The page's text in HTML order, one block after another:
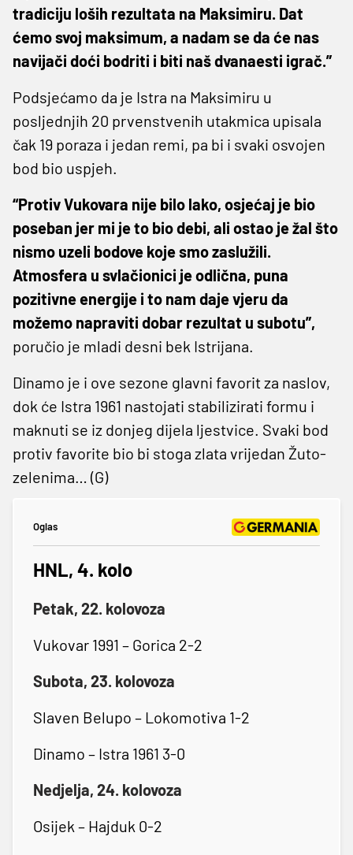
tradiciju loših rezultata na Maksimiru. Dat
ćemo svoj maksimum, a nadam se da će nas
navijači doći bodriti i biti naš dvanaesti igrač.”
Podsjećamo da je Istra na Maksimiru u
posljednjih 20 prvenstvenih utakmica upisala
čak 19 poraza i jedan remi, pa bi i svaki osvojen
bod bio uspjeh.
“Protiv Vukovara nije bilo lako, osjećaj je bio
poseban jer mi je to bio debi, ali ostao je žal što
nismo uzeli bodove koje smo zaslužili.
Atmosfera u svlačionici je odlična, puna
pozitivne energije i to nam daje vjeru da
možemo napraviti dobar rezultat u subotu”,
poručio je mladi desni bek Istrijana.
Dinamo je i ove sezone glavni favorit za naslov,
dok će Istra 1961 nastojati stabilizirati formu i
maknuti se iz donjeg dijela ljestvice. Svaki bod
protiv favorite bio bi stoga zlata vrijedan Žuto-
zelenima… (G)
Oglas
HNL, 4. kolo
Petak, 22. kolovoza
Vukovar 1991 – Gorica 2-2
Subota, 23. kolovoza
Slaven Belupo – Lokomotiva 1-2
Dinamo – Istra 1961 3-0
Nedjelja, 24. kolovoza
Osijek – Hajduk 0-2